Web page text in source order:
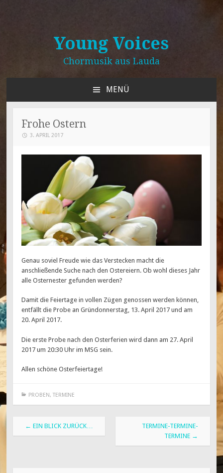
Young Voices
Chormusik aus Lauda
MENÜ
SPRINGEN
Frohe Ostern
3. APRIL 2017
Genau soviel Freude wie das Verstecken macht die
anschließende Suche nach den Ostereiern. Ob wohl dieses Jahr
alle Osternester gefunden werden?
Damit die Feiertage in vollen Zügen genossen werden können,
entfällt die Probe an Gründonnerstag, 13. April 2017 und am
20. April 2017.
Die erste Probe nach den Osterferien wird dann am 27. April
2017 um 20:30 Uhr im MSG sein.
Allen schöne Osterfeiertage!
PROBEN, TERMINE
Beitragsnavigation
← EIN BLICK ZURÜCK…
TERMINE-TERMINE-
TERMINE →